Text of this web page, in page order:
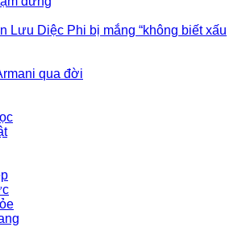
Lưu Diệc Phi bị mắng “không biết xấu
qua đời